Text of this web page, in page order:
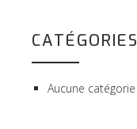
CATÉGORIES
Aucune catégorie